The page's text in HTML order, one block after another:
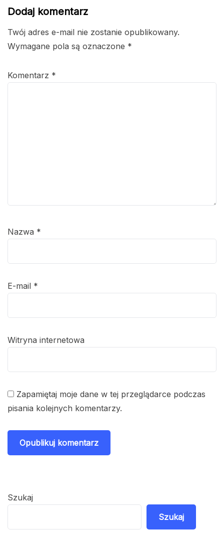
Dodaj komentarz
Twój adres e-mail nie zostanie opublikowany.
Wymagane pola są oznaczone *
Komentarz *
Nazwa *
E-mail *
Witryna internetowa
Zapamiętaj moje dane w tej przeglądarce podczas
pisania kolejnych komentarzy.
Szukaj
Szukaj